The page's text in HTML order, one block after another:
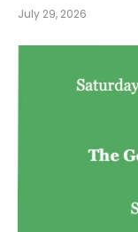
July 29, 2026